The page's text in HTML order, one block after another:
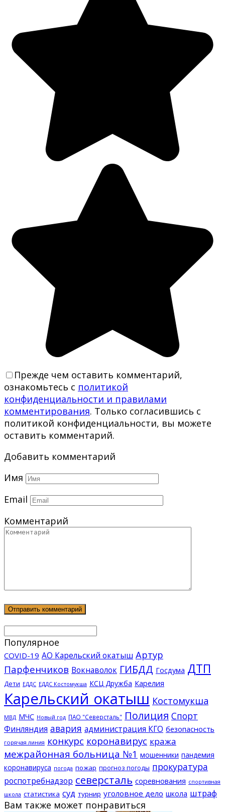
Прежде чем оставить комментарий,
ознакомьтесь с политикой
конфиденциальности и правилами
комментирования. Только согласившись с
политикой конфиденциальности, вы можете
оставить комментарий.
Добавить комментарий
Имя
Email
Комментарий
Популярное
COVID-19 АО Карельский окатыш Артур
Парфенчиков Вокнаволок ГИБДД Госдума ДТП
Дети ЕДДС ЕДДС Костомукша КСЦ Дружба Карелия
Карельский окатыш Костомукша
МВД МЧС Новый год ПАО "Северсталь" Полиция Спорт
Финляндия авария администрация КГО безопасность
горячая линия конкурс коронавирус кража
межрайонная больница №1 мошенники пандемия
коронавируса погода пожар прогноз погоды прокуратура
роспотребнадзор северсталь соревнования спортивная
школа статистика суд турнир уголовное дело школа штраф
Вам также может понравиться